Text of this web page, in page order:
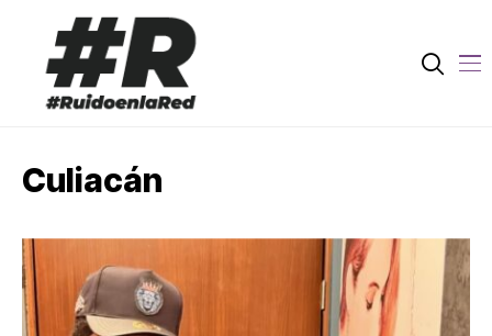
Culiacán